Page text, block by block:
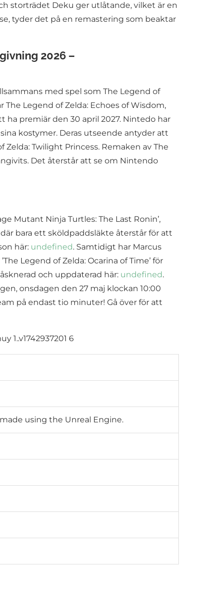
storträdet Deku ger utlåtande, vilket är en
tyder det på en remastering som beaktar
2026 –
med spel som The Legend of
The Legend of Zelda: Echoes of Wisdom,
ha premiär den 30 april 2027. Nintedo har
kostymer. Deras utseende antyder att
Twilight Princess. Remaken av The
Det återstår att se om Nintendo
Mutant Ninja Turtles: The Last Ronin’,
bara ett sköldpaddsläkte återstår för att
här: undefined. Samtidigt har Marcus
Legend of Zelda: Ocarina of Time’ för
och uppdaterad här: undefined.
onsdagen den 27 maj klockan 10:00
på endast tio minuter! Gå över för att
using the Unreal Engine.